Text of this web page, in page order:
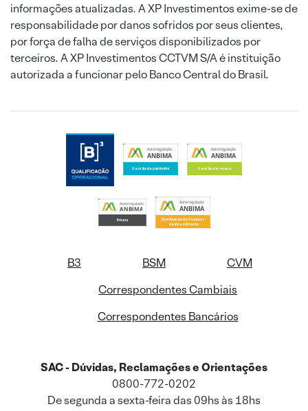
informações atualizadas. A XP Investimentos exime-se de
responsabilidade por danos sofridos por seus clientes,
por força de falha de serviços disponibilizados por
terceiros. A XP Investimentos CCTVM S/A é instituição
autorizada a funcionar pelo Banco Central do Brasil.
B3 BSM
CVM
Correspondentes Cambiais
Correspondentes Bancários
SAC - Dúvidas, Reclamações e Orientações
0800-772-0202
De segunda a sexta-feira das 09hs às 18hs